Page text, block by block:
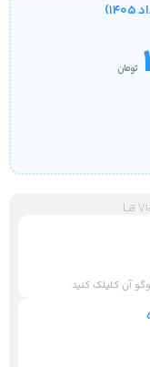
تومان
La
آن کلیلک کنید